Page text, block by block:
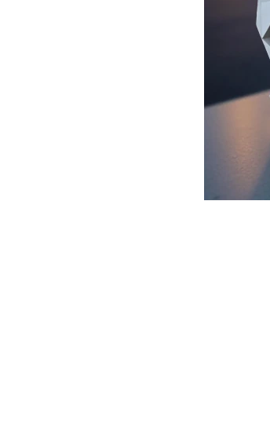
yacimientos
Además, esta iniciativa
Colección Norte del